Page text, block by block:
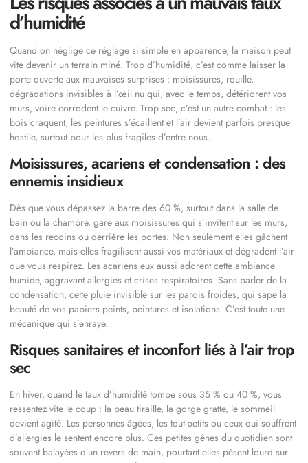
d’humidité
Quand on néglige ce réglage si simple en apparence, la maison peut
vite devenir un terrain miné. Trop d’humidité, c’est comme laisser la
porte ouverte aux mauvaises surprises : moisissures, rouille,
dégradations invisibles à l’œil nu qui, avec le temps, détériorent vos
murs, voire corrodent le cuivre. Trop sec, c’est un autre combat : les
bois craquent, les peintures s’écaillent et l’air devient parfois presque
hostile, surtout pour les plus fragiles d’entre nous.
Moisissures, acariens et condensation : des
ennemis insidieux
Dès que vous dépassez la barre des 60 %, surtout dans la salle de
bain ou la chambre, gare aux moisissures qui s’invitent sur les murs,
dans les recoins ou derrière les portes. Non seulement elles gâchent
l’ambiance, mais elles fragilisent aussi vos matériaux et dégradent l’air
que vous respirez. Les acariens eux aussi adorent cette ambiance
humide, aggravant allergies et crises respiratoires. Sans parler de la
condensation, cette pluie invisible sur les parois froides, qui sape la
beauté de vos papiers peints, peintures et isolations. C’est toute une
mécanique qui s’enraye.
Risques sanitaires et inconfort liés à l’air trop
sec
En hiver, quand le taux d’humidité tombe sous 35 % ou 40 %, vous
ressentez vite le coup : la peau tiraille, la gorge gratte, le sommeil
devient agité. Les personnes âgées, les tout-petits ou ceux qui souffrent
d’allergies le sentent encore plus. Ces petites gênes du quotidien sont
souvent balayées d’un revers de main, pourtant elles pèsent lourd sur